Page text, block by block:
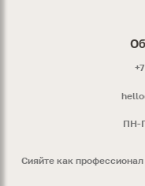
ПН-
Сияйте как